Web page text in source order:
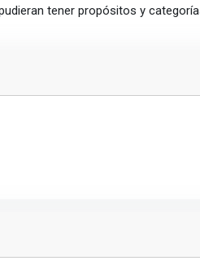
tener propósitos y